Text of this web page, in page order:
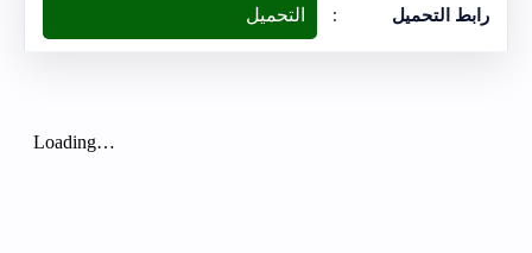
رابط التحميل : التحميل